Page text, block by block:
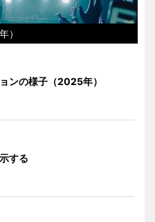
）
ンの様子（2025年）
する